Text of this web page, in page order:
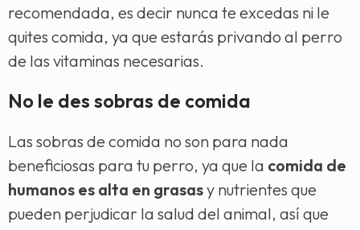
recomendada, es decir nunca te excedas ni le
quites comida, ya que estarás privando al perro
de las vitaminas necesarias.
No le des sobras de comida
Las sobras de comida no son para nada
beneficiosas para tu perro, ya que la comida de
humanos es alta en grasasy nutrientes que
pueden perjudicar la salud del animal, así que